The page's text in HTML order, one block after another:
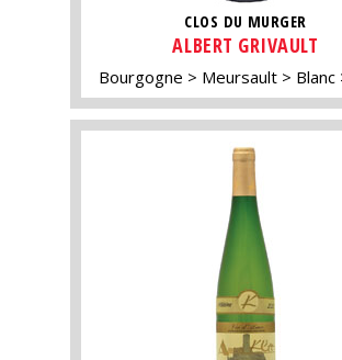
CLOS DU MURGER
ALBERT GRIVAULT
Bourgogne Meursault Blanc